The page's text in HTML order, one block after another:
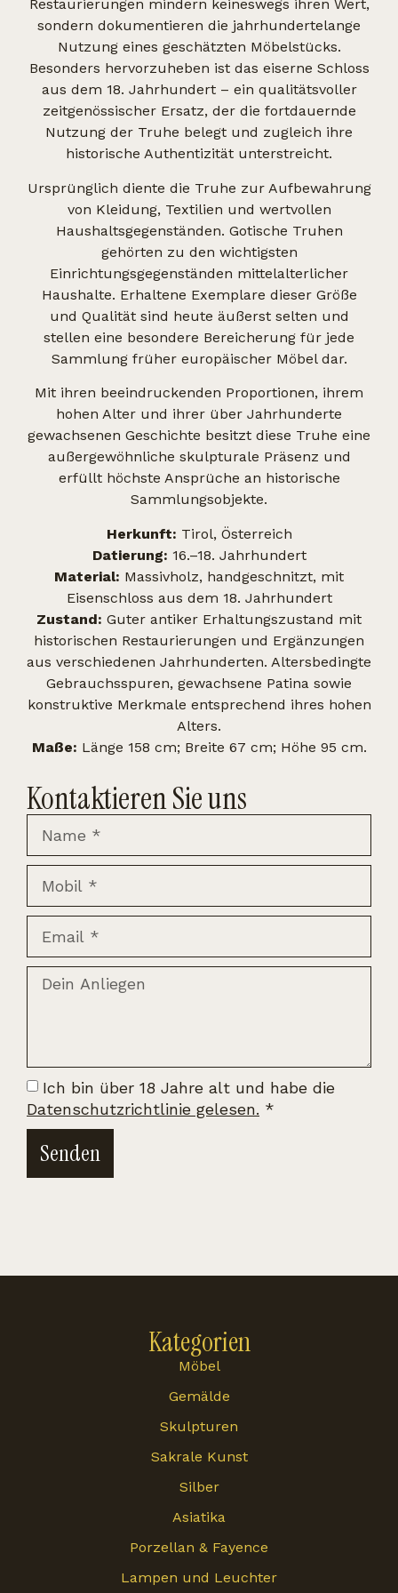
Restaurierungen mindern keineswegs ihren Wert,
sondern dokumentieren die jahrhundertelange
Nutzung eines geschätzten Möbelstücks.
Besonders hervorzuheben ist das eiserne Schloss
aus dem 18. Jahrhundert – ein qualitätsvoller
zeitgenössischer Ersatz, der die fortdauernde
Nutzung der Truhe belegt und zugleich ihre
historische Authentizität unterstreicht.
Ursprünglich diente die Truhe zur Aufbewahrung
von Kleidung, Textilien und wertvollen
Haushaltsgegenständen. Gotische Truhen
gehörten zu den wichtigsten
Einrichtungsgegenständen mittelalterlicher
Haushalte. Erhaltene Exemplare dieser Größe
und Qualität sind heute äußerst selten und
stellen eine besondere Bereicherung für jede
Sammlung früher europäischer Möbel dar.
Mit ihren beeindruckenden Proportionen, ihrem
hohen Alter und ihrer über Jahrhunderte
gewachsenen Geschichte besitzt diese Truhe eine
außergewöhnliche skulpturale Präsenz und
erfüllt höchste Ansprüche an historische
Sammlungsobjekte.
Herkunft: Tirol, Österreich
Datierung: 16.–18. Jahrhundert
Material: Massivholz, handgeschnitzt, mit
Eisenschloss aus dem 18. Jahrhundert
Zustand: Guter antiker Erhaltungszustand mit
historischen Restaurierungen und Ergänzungen
aus verschiedenen Jahrhunderten. Altersbedingte
Gebrauchsspuren, gewachsene Patina sowie
konstruktive Merkmale entsprechend ihres hohen
Alters.
Maße: Länge 158 cm; Breite 67 cm; Höhe 95 cm.
Kontaktieren Sie uns
Ich bin über 18 Jahre alt und habe die
Datenschutzrichtlinie gelesen. *
Senden
Kategorien
Möbel
Gemälde
Skulpturen
Sakrale Kunst
Silber
Asiatika
Porzellan & Fayence
Lampen und Leuchter